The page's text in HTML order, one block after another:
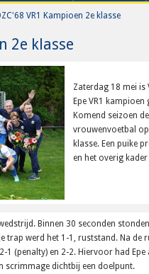
VR1 Kampioen 2e klasse
2e klasse
Zaterdag 18 mei is
Epe VR1
Komend seizoen
vrouwenvoetbal
klasse. Een puike
en het overig kader
Binnen 30 seconden
trap werd het 1-1, ruststand. Na de
1 (penalty) en 2-2. Hiervoor had
scrimmage dichtbij een doelpunt.